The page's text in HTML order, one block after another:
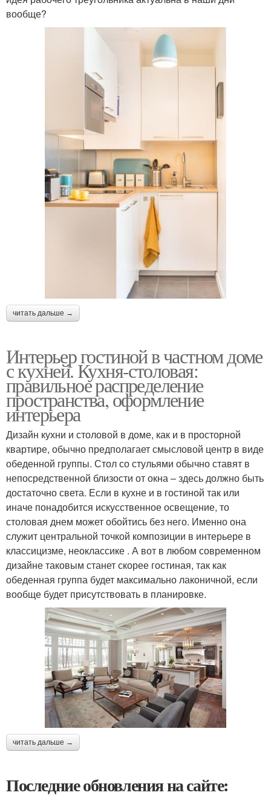
вообще?
читать дальше →
Интерьер гостиной в частном доме
с кухней. Кухня-столовая:
правильное распределение
пространства, оформление
интерьера
Дизайн кухни и столовой в доме, как и в просторной
квартире, обычно предполагает смысловой центр в виде
обеденной группы. Стол со стульями обычно ставят в
непосредственной близости от окна – здесь должно быть
достаточно света. Если в кухне и в гостиной так или
иначе понадобится искусственное освещение, то
столовая днем может обойтись без него. Именно она
служит центральной точкой композиции в интерьере в
классицизме, неоклассике . А вот в любом современном
дизайне таковым станет скорее гостиная, так как
обеденная группа будет максимально лаконичной, если
вообще будет присутствовать в планировке.
читать дальше →
Последние обновления на сайте: